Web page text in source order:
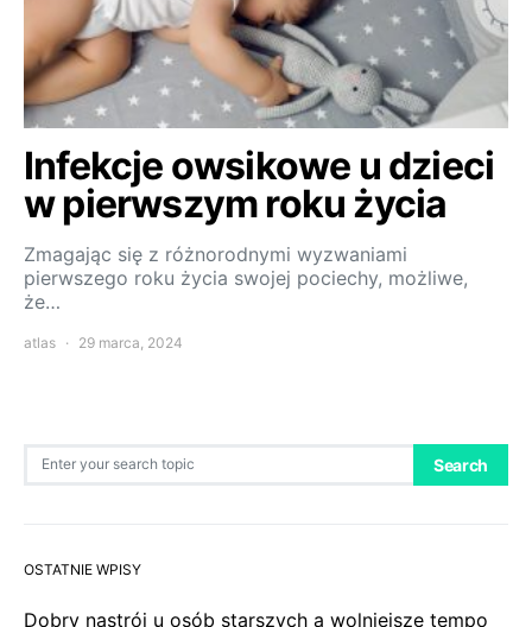
Infekcje owsikowe u dzieci
w pierwszym roku życia
Zmagając się z różnorodnymi wyzwaniami
pierwszego roku życia swojej pociechy, możliwe,
że…
atlas 29 marca, 2024
Search
OSTATNIE WPISY
Dobry nastrój u osób starszych a wolniejsze tempo